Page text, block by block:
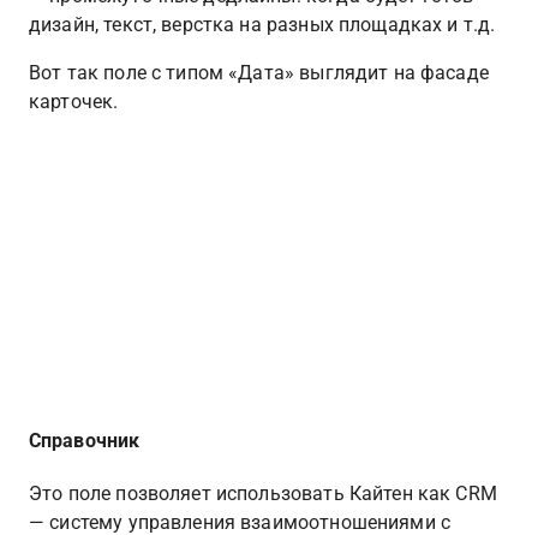
дизайн, текст, верстка на разных площадках и т.д.
Вот так поле с типом «Дата» выглядит на фасаде
карточек.
Справочник
Это поле позволяет использовать Кайтен как CRM
— систему управления взаимоотношениями с